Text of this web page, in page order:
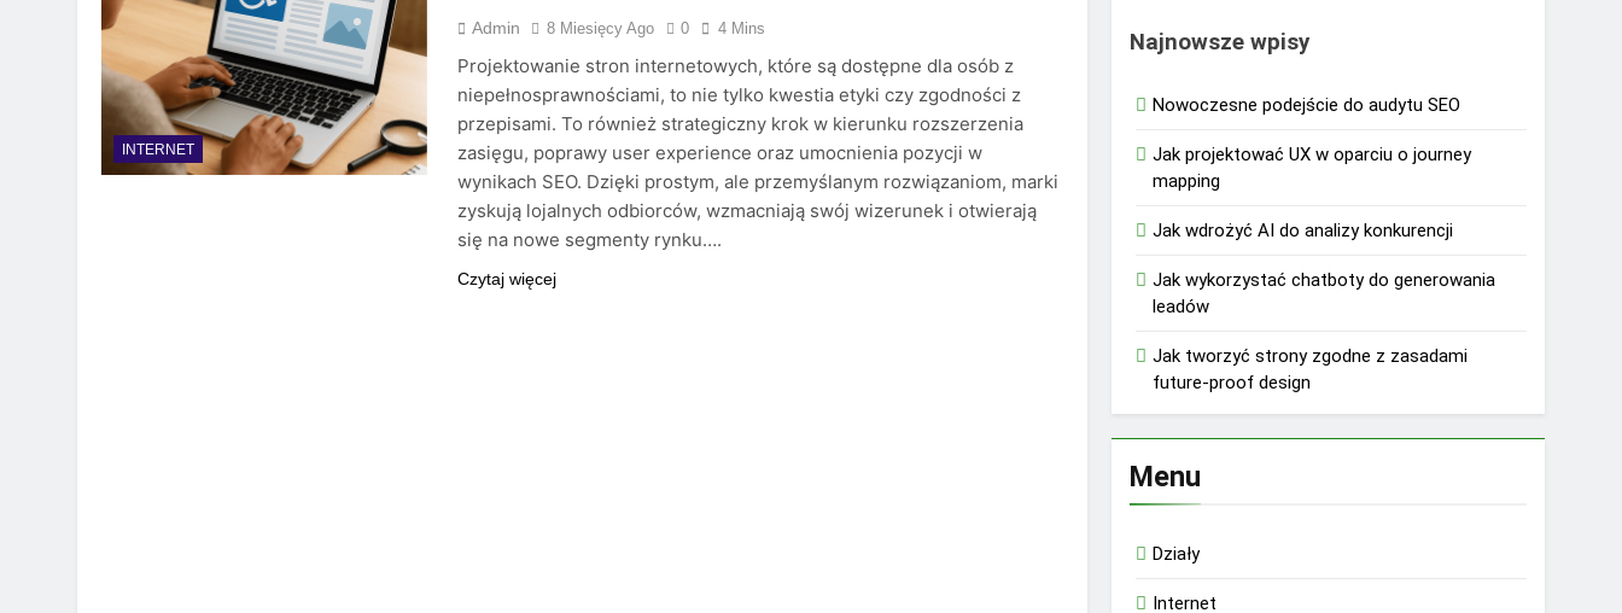
INTERNET
Admin 8 Miesięcy Ago 0 4 Mins
Projektowanie stron internetowych, które są dostępne dla osób z
niepełnosprawnościami, to nie tylko kwestia etyki czy zgodności z
przepisami. To również strategiczny krok w kierunku rozszerzenia
zasięgu, poprawy user experience oraz umocnienia pozycji w
wynikach SEO. Dzięki prostym, ale przemyślanym rozwiązaniom, marki
zyskują lojalnych odbiorców, wzmacniają swój wizerunek i otwierają
się na nowe segmenty rynku….
Czytaj więcej
Najnowsze wpisy
Nowoczesne podejście do audytu SEO
Jak projektować UX w oparciu o journey
mapping
Jak wdrożyć AI do analizy konkurencji
Jak wykorzystać chatboty do generowania
leadów
Jak tworzyć strony zgodne z zasadami
future-proof design
Menu
Działy
Internet